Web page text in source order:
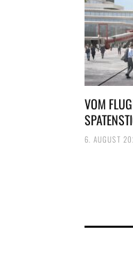
VOM
6. AUGUST